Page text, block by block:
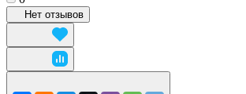
Нет отзывов